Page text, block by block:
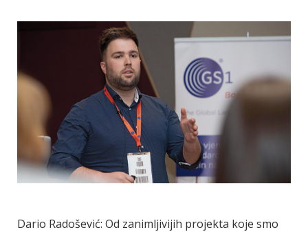
Dario Radošević: Od zanimljivijih projekta koje smo